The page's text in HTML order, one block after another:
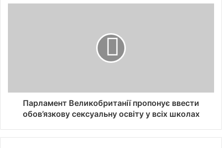
Парламент Великобританії пропонує ввести
обов’язкову сексуальну освіту у всіх школах